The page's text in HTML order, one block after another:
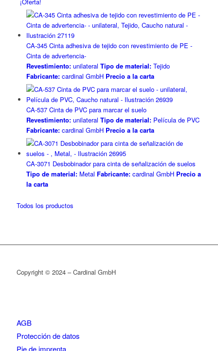
CA-345 Cinta adhesiva de tejido con revestimiento de PE -
Cinta de advertencia-
Revestimiento:unilateral Tipo de material:Tejido
Fabricante:cardinal GmbH Precio a la carta
CA-537 Cinta de PVC para marcar el suelo
Revestimiento:unilateral Tipo de material:Película de PVC
Fabricante:cardinal GmbH Precio a la carta
CA-3071 Desbobinador para cinta de señalización de suelos
Tipo de material:Metal Fabricante:cardinal GmbH Precio a
la carta
Todos los productos
Copyright © 2024 – Cardinal GmbH
AGB
Protección de datos
Pie de imprenta